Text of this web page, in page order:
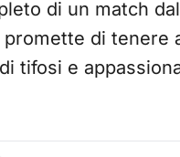
di un match
di tenere
tifosi e